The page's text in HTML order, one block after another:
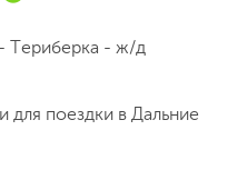
около 3 часов (зависит
Нам покажутся
сопки, низкорослый
турбазе
Териберка - ж/д
для поездки в Дальние